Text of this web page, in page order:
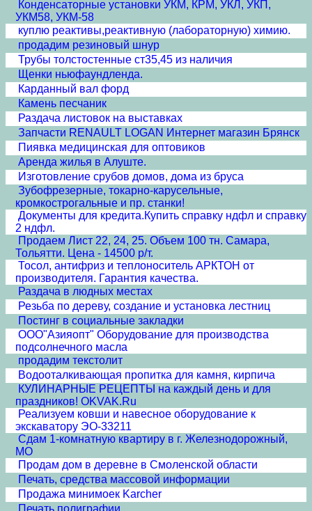
Конденсаторные установки УКМ, КРМ, УКЛ, УКП,
УКМ58, УКМ-58
куплю реактивы,реактивную (лабораторную) химию.
продадим резиновый шнур
Трубы толстостенные ст35,45 из наличия
Щенки ньюфаундленда.
Карданный вал форд
Камень песчаник
Раздача листовок на выставках
Запчасти RENAULT LOGAN Интернет магазин Брянск
Пиявка медицинская для оптовиков
Аренда жилья в Алуште.
Изготовление срубов домов, дома из бруса
Зубофрезерные, токарно-карусельные,
кромкострогальные и пр. станки!
Документы для кредита.Купить справку ндфл и справку
2 ндфл.
Продаем Лист 22, 24, 25. Объем 100 тн. Самара,
Тольятти. Цена - 14500 р/т.
Тосол, антифриз и теплоноситель АРКТОН от
производителя. Гарантия качества.
Раздача в людных местах
Резьба по дереву, создание и установка лестниц
Постинг в социальные закладки
ООО"Азияопт" Оборудование для производства
подсолнечного масла
продадим текстолит
Водооталкивающая пропитка для камня, кирпича
КУЛИНАРНЫЕ РЕЦЕПТЫ на каждый день и для
праздников! OKVAK.Ru
Реализуем ковши и навесное оборудование к
экскаватору ЭО-33211
Сдам 1-комнатную квартиру в г. Железнодорожный,
МО
Продам дом в деревне в Смоленской области
Печать, средства массовой информации
Продажа минимоек Karcher
Печать полиграфии